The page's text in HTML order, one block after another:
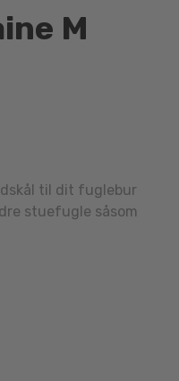
M
til dit fuglebur
stuefugle såsom